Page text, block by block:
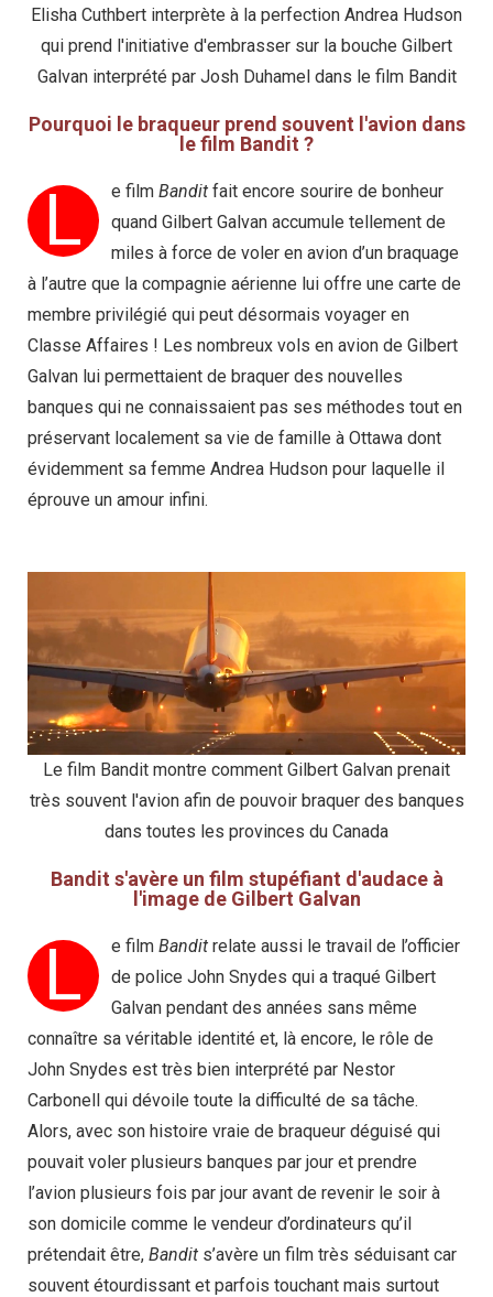
Elisha Cuthbert interprète à la perfection Andrea Hudson
qui prend l'initiative d'embrasser sur la bouche Gilbert
Galvan interprété par Josh Duhamel dans le film Bandit
Pourquoi le braqueur prend souvent l'avion dans
le film Bandit ?
L e film Bandit fait encore sourire de bonheur
quand Gilbert Galvan accumule tellement de
miles à force de voler en avion d’un braquage
à l’autre que la compagnie aérienne lui offre une carte de
membre privilégié qui peut désormais voyager en
Classe Affaires ! Les nombreux vols en avion de Gilbert
Galvan lui permettaient de braquer des nouvelles
banques qui ne connaissaient pas ses méthodes tout en
préservant localement sa vie de famille à Ottawa dont
évidemment sa femme Andrea Hudson pour laquelle il
éprouve un amour infini.
Le film Bandit montre comment Gilbert Galvan prenait
très souvent l'avion afin de pouvoir braquer des banques
dans toutes les provinces du Canada
Bandit s'avère un film stupéfiant d'audace à
l'image de Gilbert Galvan
L e film Bandit relate aussi le travail de l’officier
de police John Snydes qui a traqué Gilbert
Galvan pendant des années sans même
connaître sa véritable identité et, là encore, le rôle de
John Snydes est très bien interprété par Nestor
Carbonell qui dévoile toute la difficulté de sa tâche.
Alors, avec son histoire vraie de braqueur déguisé qui
pouvait voler plusieurs banques par jour et prendre
l’avion plusieurs fois par jour avant de revenir le soir à
son domicile comme le vendeur d’ordinateurs qu’il
prétendait être, Bandit s’avère un film très séduisant car
souvent étourdissant et parfois touchant mais surtout